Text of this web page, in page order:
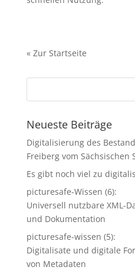
« Zur Startseite
Neueste Beiträge
Digitalisierung des
Freiberg vom Sächsischen
Es gibt noch viel zu
picturesafe-Wissen (6):
Universell nutzbare XML-
und Dokumentation
picturesafe-wissen (5):
Digitalisate und digitale
von Metadaten